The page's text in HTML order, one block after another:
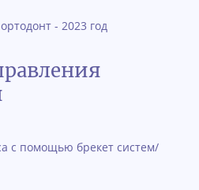
- 2023 год
с помощью брекет систем/